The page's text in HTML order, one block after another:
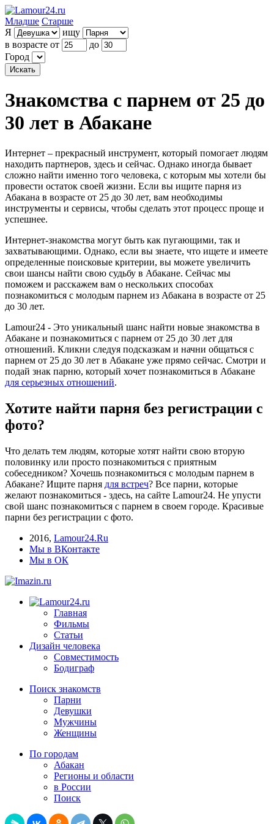
Младше Старше
Я
ищу
в возрасте от
до
Город
Знакомства с парнем от 25 до
30 лет в Абакане
Интернет – прекрасный инструмент, который помогает людям
находить партнеров, здесь и сейчас. Однако иногда бывает
сложно найти именно того человека, с которым мы хотели бы
провести остаток своей жизни. Если вы ищите парня из
Абакана в возрасте от 25 до 30 лет, вам необходимы
инструменты и сервисы, чтобы сделать этот процесс проще и
успешнее.
Интернет-знакомства могут быть как пугающими, так и
захватывающими. Однако, если вы знаете, что ищете и имеете
определенные поисковые критерии, вы можете увеличить
свои шансы найти свою судьбу в Абакане. Сейчас мы
поможем и расскажем вам о нескольких способах
познакомиться c молодым парнем из Абакана в возрасте от 25
до 30 лет.
Lamour24 - Это уникальный шанс найти новые знакомства в
Абакане и познакомиться с парнем от 25 до 30 лет для
отношений. Кликни следуя подсказкам и начни общаться с
парнем от 25 до 30 лет в Абакане уже прямо сейчас. Смотри и
подай знак парню, который хочет познакомиться в Абакане
для серьезных отношений.
Хотите найти парня без регистрации с
фото?
Что делать тем людям, которые хотят найти свою вторую
половинку или просто познакомиться с приятным
собеседником? Хочешь познакомиться c молодым парнем в
Абакане? Ищите парня для встреч? Все парни, которые
желают познакомиться - здесь, на сайте Lamour24. Не упусти
свой шанс познакомиться с парнем в своем городе. Красивые
парни без регистрации с фото.
2016, Lamour24.Ru
Мы в ВКонтакте
Мы в ОК
Главная
Фильмы
Статьи
Дизайн человека
Совместимость
Бодиграф
Поиск знакомств
Парни
Девушки
Мужчины
Женщины
По городам
Абакан
Регионы и области
в России
Поиск